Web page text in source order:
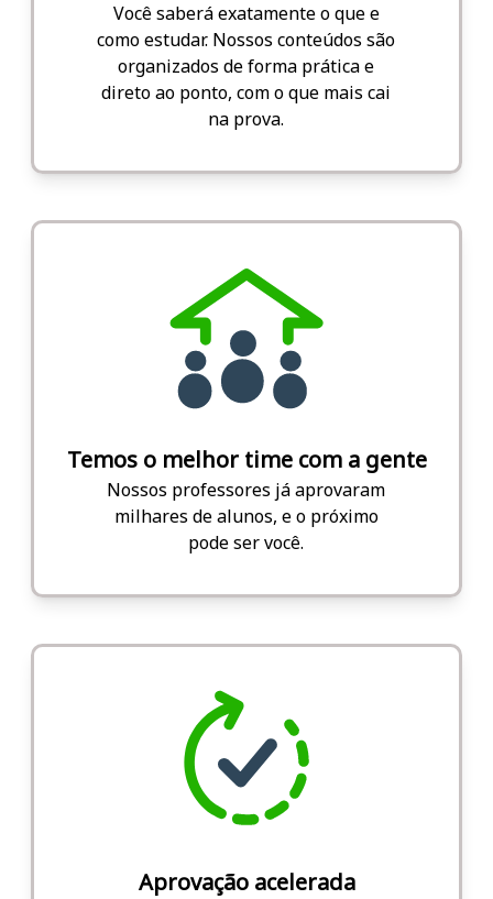
Você saberá exatamente o que e
como estudar. Nossos conteúdos são
organizados de forma prática e
direto ao ponto, com o que mais cai
na prova.
Temos o melhor time com a gente
Nossos professores já aprovaram
milhares de alunos, e o próximo
pode ser você.
Aprovação acelerada